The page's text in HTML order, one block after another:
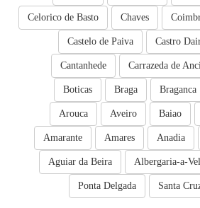
Chaves
Celorico de Basto
Castro
Castelo de Paiva
Carrazeda de
Cantanhede
Braganca
Braga
Boticas
Baiao
Aveiro
Arouca
Anadia
Amares
Amarante
Albergaria-a-
Aguiar da Beira
Santa
Ponta Delgada